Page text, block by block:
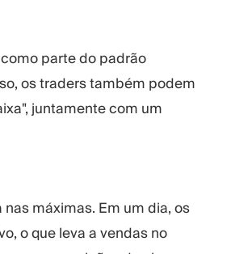
parte do padrão
os traders também podem
juntamente com um
máximas. Em um dia, os
o que leva a vendas no